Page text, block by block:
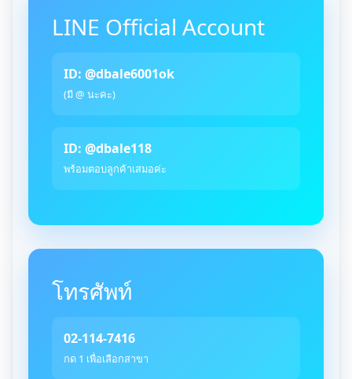
LINE Official Account
ID: @dbale6001ok
(มี @ นะคะ)
ID: @dbale118
พร้อมตอบลูกค้าเสมอค่ะ
โทรศัพท์
02-114-7416
กด 1 เพื่อเลือกสาขา